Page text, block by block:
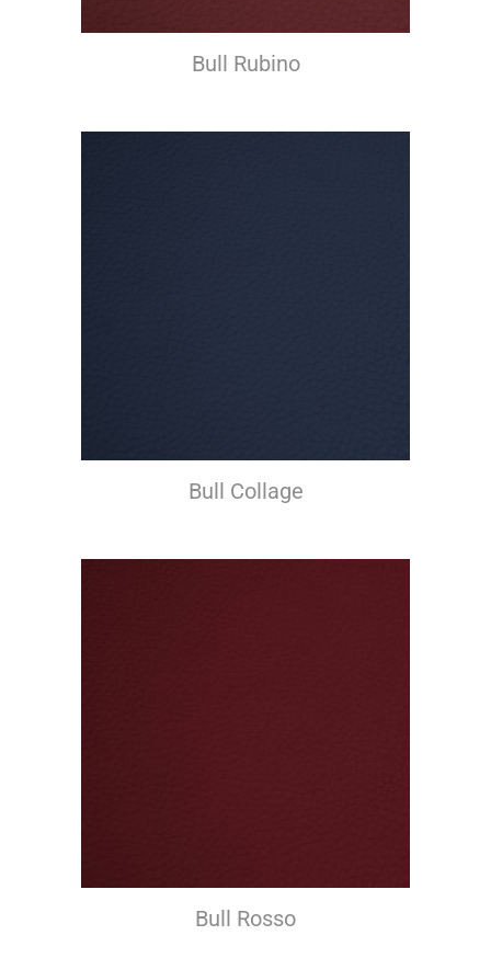
Bull Rubino
Bull Collage
Bull Rosso